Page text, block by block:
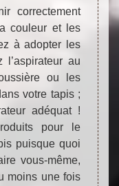
correctement
couleur et les
à adopter les
l’aspirateur au
ou les
votre tapis ;
adéquat !
pour le
puisque quoi
vous-même,
moins une fois